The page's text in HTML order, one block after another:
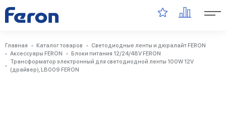
Главная Каталог товаров
Светодиодные ленты и дюралайт FERON
Аксессуары FERON
Блоки питания 12/24/48V FERON
Трансформатор электронный для светодиодной ленты 100W 12V
(драйвер), LB009 FERON